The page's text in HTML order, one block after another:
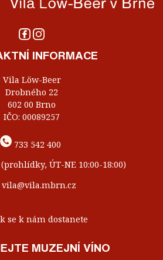
INFORMACE
Vila Löw-Beer
Drobného 22
602 00 Brno
IČO: 00089257
733 542 400
ÚT-NE 10:00-18:00)
se k nám dostanete
MUZEJNÍ VÍNO